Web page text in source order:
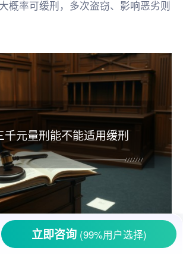
概率可缓刑，多次盗窃、影响恶劣则
千元量刑能不能适用缓刑
三千元 量刑能不能适用缓刑
立即咨询 (99%用户选择)